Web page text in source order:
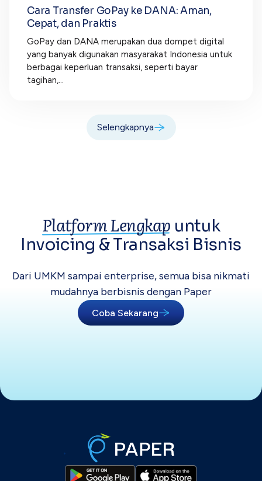
Cara Transfer GoPay ke DANA: Aman,
Cepat, dan Praktis
GoPay dan DANA merupakan dua dompet digital
yang banyak digunakan masyarakat Indonesia untuk
berbagai keperluan transaksi, seperti bayar
tagihan,...
Selengkapnya
Platform Lengkap untuk
Invoicing &Transaksi Bisnis
Dari UMKM sampai enterprise, semua bisa nikmati
mudahnya berbisnis dengan Paper
Coba Sekarang